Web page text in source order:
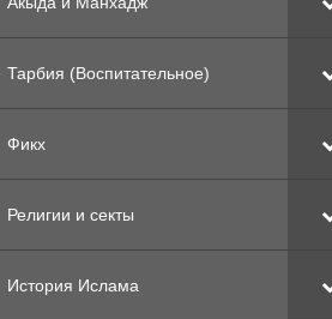
Тарбия (Воспитательное)
Фикх
Религии и секты
История Ислама